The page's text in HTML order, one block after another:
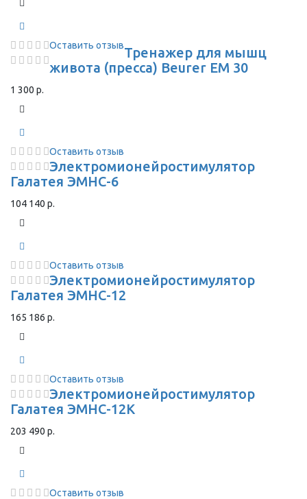
Оставить отзывТренажер для мышц
живота (пресса) Beurer EM 30
1 300 р.
Оставить отзыв
Электромионейростимулятор
Галатея ЭМНС-6
104 140 р.
Оставить отзыв
Электромионейростимулятор
Галатея ЭМНС-12
165 186 р.
Оставить отзыв
Электромионейростимулятор
Галатея ЭМНС-12К
203 490 р.
Оставить отзыв